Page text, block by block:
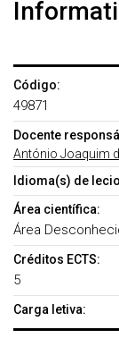
Código:
49871
Docente
António Joaquim
Idioma(s) de
Área científica:
Área
Créditos ECTS:
5
Carga letiva: